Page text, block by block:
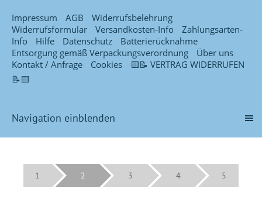
Impressum AGB
Widerrufsbelehrung
Widerrufsformular
Versandkosten-Info
Zahlungsarten-
Info
Hilfe Datenschutz
Batterierücknahme
Entsorgung gemäß Verpackungsverordnung
Über uns
Kontakt / Anfrage
Cookies
🟨📝 VERTRAG WIDERRUFEN
📝🟨
Navigation einblenden
1 2 3 4 5